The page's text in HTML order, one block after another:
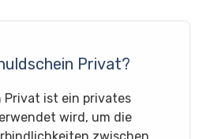
Privat?
Privat ist ein privates
wird, um die
zwischen